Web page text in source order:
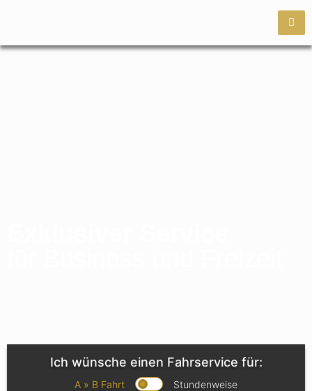
Ich wünsche einen Fahrservice für:
A » B Fahrt Stundenweise